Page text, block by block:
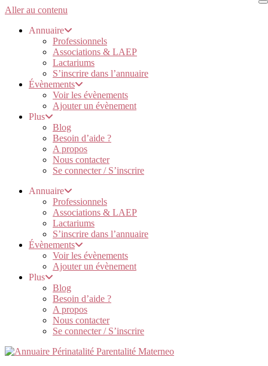
Aller au contenu
Annuaire
Professionnels
Associations & LAEP
Lactariums
S’inscrire dans l’annuaire
Évènements
Voir les évènements
Ajouter un évènement
Plus
Blog
Besoin d’aide ?
A propos
Nous contacter
Se connecter / S’inscrire
Annuaire
Professionnels
Associations & LAEP
Lactariums
S’inscrire dans l’annuaire
Évènements
Voir les évènements
Ajouter un évènement
Plus
Blog
Besoin d’aide ?
A propos
Nous contacter
Se connecter / S’inscrire